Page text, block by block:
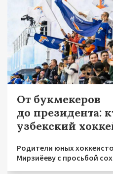
От букмекеров
до президента:
узбекский
Родители юных
Мирзиёеву с просьбой